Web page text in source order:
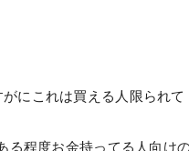
にこれは買える人限られて
る程度お金持ってる人向け